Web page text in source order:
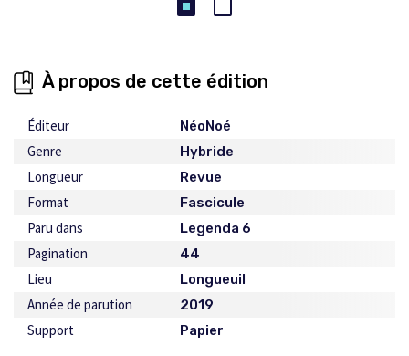
À propos de cette édition
Éditeur NéoNoé
Genre Hybride
Longueur Revue
Format Fascicule
Paru dans Legenda 6
Pagination 44
Lieu Longueuil
Année de parution 2019
Support Papier